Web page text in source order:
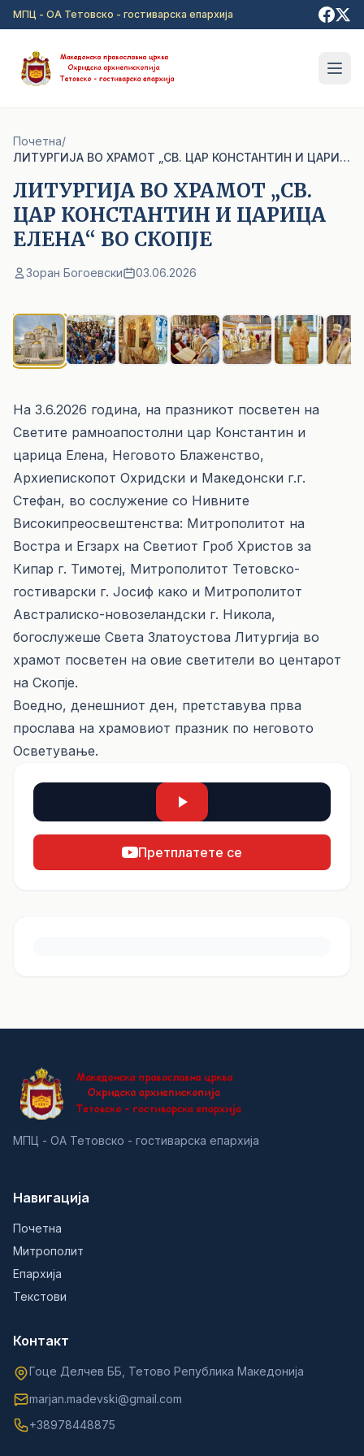
Прејди на главна содржина
МПЦ - ОА Тетовско - гостиварска епархија
Почетна/
ЛИТУРГИЈА ВО ХРАМОТ „СВ. ЦАР КОНСТАНТИН И ЦАРИЦА ЕЛЕНА“ ВО СКОПЈЕ
ЛИТУРГИЈА ВО ХРАМОТ „СВ.
ЦАР КОНСТАНТИН И ЦАРИЦА
ЕЛЕНА“ ВО СКОПЈЕ
Зоран Богоевски 03.06.2026
На 3.6.2026 година, на празникот посветен на
Светите рамноапостолни цар Константин и
царица Елена, Неговото Блаженство,
Архиепископот Охридски и Македонски г.г.
Стефан, во сослужение со Нивните
Високипреосвештенства: Митрополитот на
Востра и Егзарх на Светиот Гроб Христов за
Кипар г. Тимотеј, Митрополитот Тетовско-
гостиварски г. Јосиф како и Митрополитот
Австралиско-новозеландски г. Никола,
богослужеше Света Златоустова Литургија во
храмот посветен на овие светители во центарот
на Скопје.
Воедно, денешниот ден, претставува прва
прослава на храмовиот празник по неговото
Осветување.
Претплатете се
МПЦ - ОА Тетовско - гостиварска епархија
Навигација
Почетна
Митрополит
Епархија
Текстови
Контакт
Гоце Делчев ББ, Тетово Република Македонија
marjan.madevski@gmail.com
+38978448875